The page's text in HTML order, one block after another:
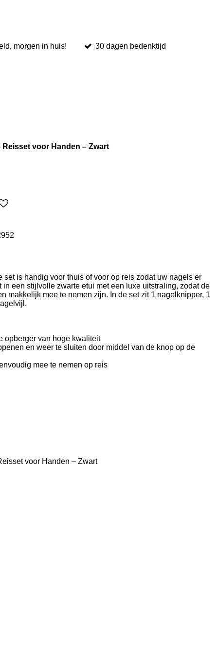
morgen in huis! 30 dagen bedenktijd
voor Handen – Zwart
is handig voor thuis of voor op reis zodat uw nagels er
een stijlvolle zwarte etui met een luxe uitstraling, zodat de
makkelijk mee te nemen zijn. In de set zit 1 nagelknipper, 1
opberger van hoge kwaliteit
en weer te sluiten door middel van de knop op de
mee te nemen op reis
voor Handen – Zwart